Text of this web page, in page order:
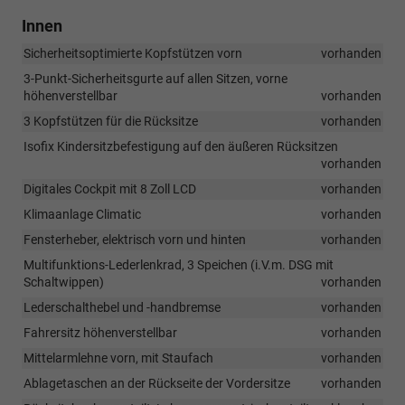
Innen
Sicherheitsoptimierte Kopfstützen vorn
vorhanden
3-Punkt-Sicherheitsgurte auf allen Sitzen, vorne
höhenverstellbar
vorhanden
3 Kopfstützen für die Rücksitze
vorhanden
Isofix Kindersitzbefestigung auf den äußeren Rücksitzen
vorhanden
Digitales Cockpit mit 8 Zoll LCD
vorhanden
Klimaanlage Climatic
vorhanden
Fensterheber, elektrisch vorn und hinten
vorhanden
Multifunktions-Lederlenkrad, 3 Speichen (i.V.m. DSG mit
Schaltwippen)
vorhanden
Lederschalthebel und -handbremse
vorhanden
Fahrersitz höhenverstellbar
vorhanden
Mittelarmlehne vorn, mit Staufach
vorhanden
Ablagetaschen an der Rückseite der Vordersitze
vorhanden